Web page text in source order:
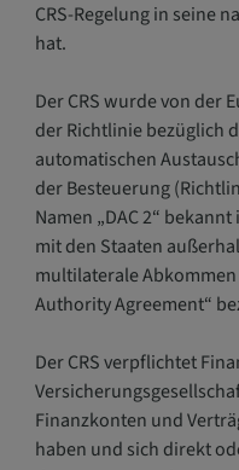
CRS-Regelung in seine
hat.
Der CRS wurde von der
der Richtlinie bezüglich
automatischen
der Besteuerung
Namen „DAC 2“
mit den Staaten
multilaterale
Authority Agreement“
Der CRS verpflichtet
Finanzkonten und
haben und sich direkt